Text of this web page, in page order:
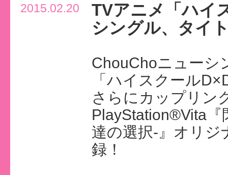
2015.02.20
TVアニメ「ハイ
シングル、タイ
ChouChoニューシ
「ハイスクール
さらにカップリン
PlayStation®Vita『
達の選択-』オリジ
録！